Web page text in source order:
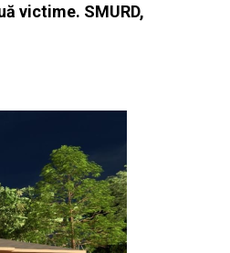
victime. SMURD,